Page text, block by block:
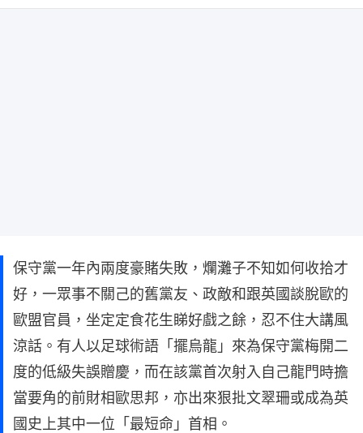
保守黨一年內兩度豪賭失敗，爛灘子不知如何收拾才
好，一眾事不關己的舊黨友、政敵和跟英國談脫歐的
歐盟官員，坐定定食花生睇好戲之餘，忍不住大講風
涼話。有人以足球術語「擺烏龍」來為保守黨梅開二
度的低級失誤贈慶，而在該黨首次射入自己龍門時擔
當要角的前財相歐思邦，亦出來狠批文翠珊或成為英
國史上其中一位「最短命」首相。